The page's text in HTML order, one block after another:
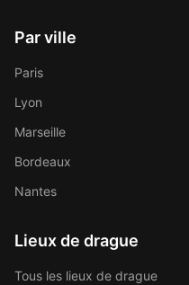
Par ville
Paris
Lyon
Marseille
Bordeaux
Nantes
Lieux de drague
Tous les lieux de drague